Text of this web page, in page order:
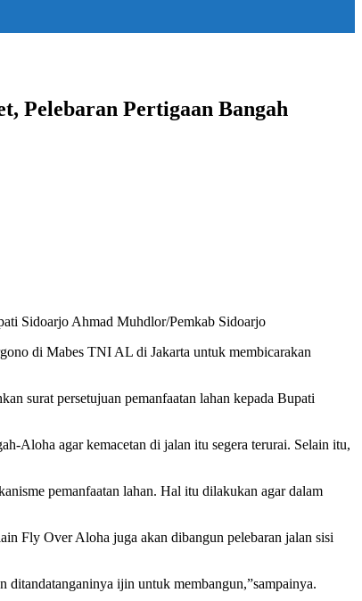
Pelebaran Pertigaan Bangah
Sidoarjo Ahmad Muhdlor/Pemkab Sidoarjo
di Mabes TNI AL di Jakarta untuk membicarakan
surat persetujuan pemanfaatan lahan kepada Bupati
Aloha agar kemacetan di jalan itu segera terurai. Selain itu,
pemanfaatan lahan. Hal itu dilakukan agar dalam
Fly Over Aloha juga akan dibangun pelebaran jalan sisi
ditandatanganinya ijin untuk membangun,”sampainya.